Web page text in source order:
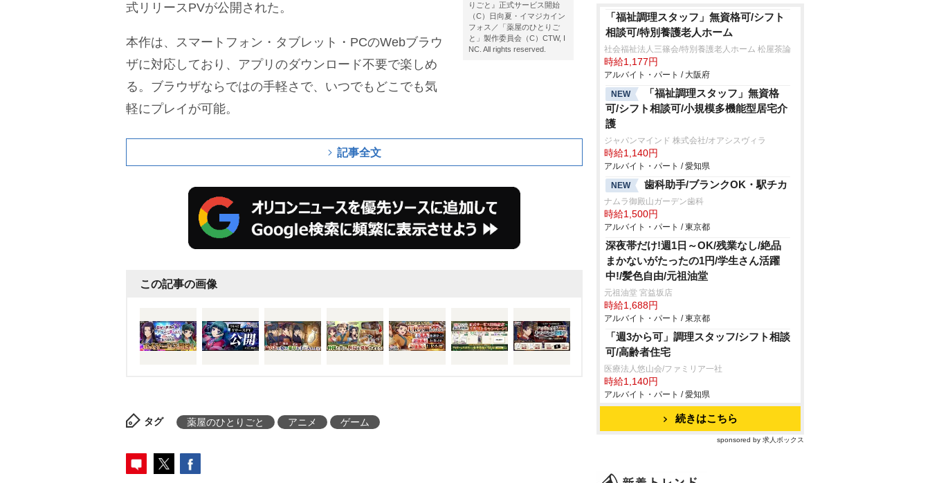
りごと』正式サービス開始
（C）日向夏・イマジカイン
フォス／「薬屋のひとりご
と」製作委員会（C）CTW, I
NC. All rights reserved.
式リリースPVが公開された。
本作は、スマートフォン・タブレット・PCのWebブラウ
ザに対応しており、アプリのダウンロード不要で楽しめ
る。ブラウザならではの手軽さで、いつでもどこでも気
軽にプレイが可能。
記事全文
この記事の画像
タグ 薬屋のひとりごと アニメ ゲーム
「福祉調理スタッフ」無資格可/シフト
相談可/特別養護老人ホーム
社会福祉法人三篠会/特別養護老人ホーム 松屋茶論
時給1,177円
アルバイト・パート / 大阪府
NEW
「福祉調理スタッフ」無資格
可/シフト相談可/小規模多機能型居宅介
護
ジャパンマインド 株式会社/オアシスヴィラ
時給1,140円
アルバイト・パート / 愛知県
NEW
歯科助手/ブランクOK・駅チカ
ナムラ御殿山ガーデン歯科
時給1,500円
アルバイト・パート / 東京都
深夜帯だけ!週1日～OK/残業なし/絶品
まかないがたったの1円/学生さん活躍
中!/髪色自由/元祖油堂
元祖油堂 宮益坂店
時給1,688円
アルバイト・パート / 東京都
「週3から可」調理スタッフ/シフト相談
可/高齢者住宅
医療法人悠山会/ファミリア一社
時給1,140円
アルバイト・パート / 愛知県
続きはこちら
sponsored by 求人ボックス